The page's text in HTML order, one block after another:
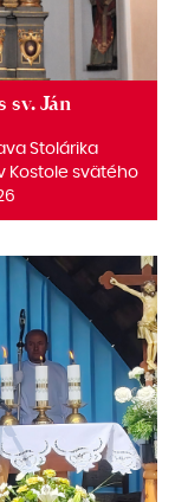
sv. Ján
Stolárika
Kostole svätého